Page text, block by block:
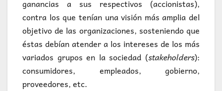
ganancias a sus respectivos (accionistas),
contra los que tenían una visión más amplia del
objetivo de las organizaciones, sosteniendo que
éstas debían atender a los intereses de los más
variados grupos en la sociedad (stakeholders):
consumidores, empleados, gobierno,
proveedores, etc.